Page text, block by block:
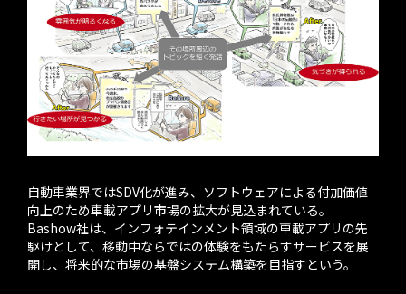
自動車業界ではSDV化が進み、ソフトウェアによる付加価値
向上のため車載アプリ市場の拡大が見込まれている。
Bashow社は、インフォテインメント領域の車載アプリの先
駆けとして、移動中ならではの体験をもたらすサービスを展
開し、将来的な市場の基盤システム構築を目指すという。